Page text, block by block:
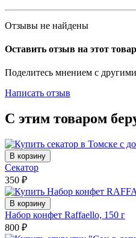
Отзывы не найдены
Оставить отзыв на этот товар
Поделитесь мнением с
Написать отзыв
С этим товаром
В корзину
Секатор
350 ₽
В корзину
Набор конфет Raffaello, 150 г
800 ₽